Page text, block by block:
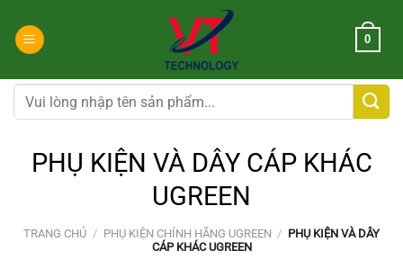
đến
dung
0
Tìm
kiếm:
PHỤ KIỆN VÀ DÂY CÁP KHÁC
UGREEN
TRANG CHỦ / PHỤ KIỆN CHÍNH HÃNG UGREEN / PHỤ KIỆN VÀ DÂY
CÁP KHÁC UGREEN